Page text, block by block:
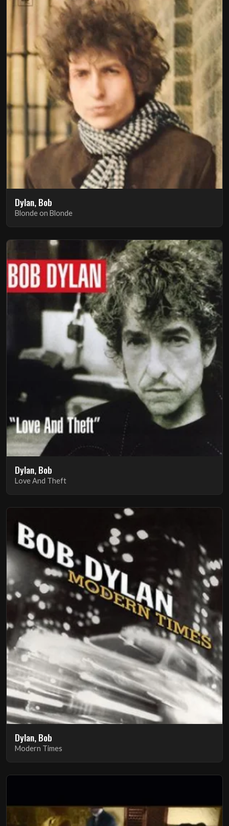
Dylan, Bob
Blonde on Blonde
Dylan, Bob
Love And Theft
Dylan, Bob
Modern Times